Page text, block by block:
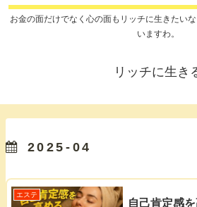
お金の面だけでなく心の面もリッチに生きたい
いますわ。
リッチに生き
2025-04
エステ
自己肯定感